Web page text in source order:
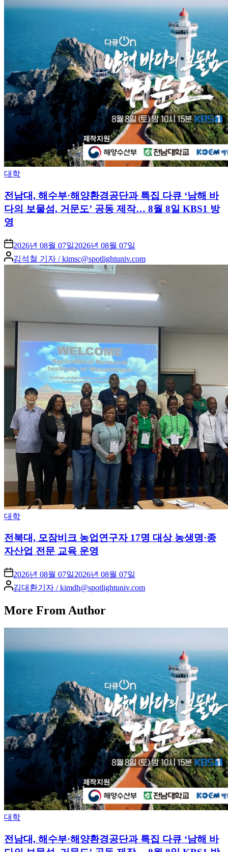
Posted
대학
전남대, 해수부·해양환경공단과 특집 다큐 ‘남해 바
다의 보물섬, 거문도’ 공동 제작… 8월 8일 KBS1 방
영
2026년 08월 07일2026년 08월 07일
Posted
by
김석철 기자 / kimsc@spotlightuniv.com
Posted
대학
전북대, 모잠비크 농업연구자 17명 대상 농생명·종
자산업 전문 교육 운영
2026년 08월 07일2026년 08월 07일
Posted
by
김대환기자 / kimdh@spotlightuniv.com
More From Author
Posted
대학
전남대, 해수부·해양환경공단과 특집 다큐 ‘남해 바